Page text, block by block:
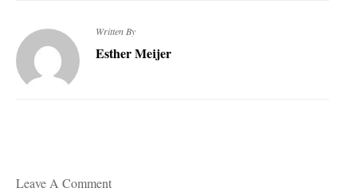
Written By
Esther Meijer
Leave A Comment